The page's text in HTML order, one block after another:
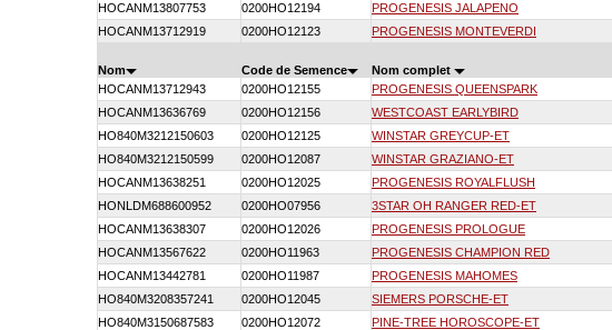
HOCANM13807753
0200HO12194 PROGENESIS JALAPENO
HOCANM13712919
0200HO12123 PROGENESIS MONTEVERDI
Nom Code de Semence Nom complet
HOCANM13712943
0200HO12155 PROGENESIS QUEENSPARK
HOCANM13636769
0200HO12156 WESTCOAST EARLYBIRD
HO840M3212150603
0200HO12125 WINSTAR GREYCUP-ET
HO840M3212150599
0200HO12087 WINSTAR GRAZIANO-ET
HOCANM13638251
0200HO12025 PROGENESIS ROYALFLUSH
HONLDM688600952
0200HO07956 3STAR OH RANGER RED-ET
HOCANM13638307
0200HO12026 PROGENESIS PROLOGUE
HOCANM13567622
0200HO11963 PROGENESIS CHAMPION RED
HOCANM13442781
0200HO11987 PROGENESIS MAHOMES
HO840M3208357241
0200HO12045 SIEMERS PORSCHE-ET
HO840M3150687583
0200HO12072 PINE-TREE HOROSCOPE-ET